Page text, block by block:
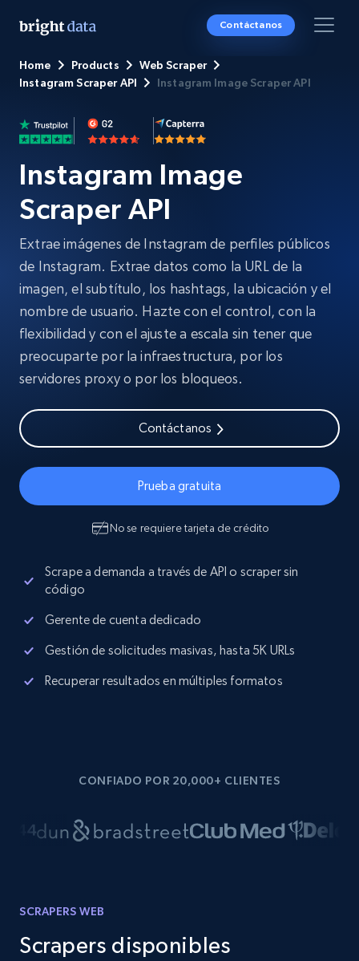
Contáctanos
Home Products
Web Scraper
Instagram Scraper API
Instagram Image Scraper API
Instagram Image
Scraper API
Extrae imágenes de Instagram de perfiles públicos
de Instagram. Extrae datos como la URL de la
imagen, el subtítulo, los hashtags, la ubicación y el
nombre de usuario. Hazte con el control, con la
flexibilidad y con el ajuste a escala sin tener que
preocuparte por la infraestructura, por los
servidores proxy o por los bloqueos.
Contáctanos
Prueba gratuita
No se requiere tarjeta de crédito
Scrape a demanda a través de API o scraper sin
código
Gerente de cuenta dedicado
Gestión de solicitudes masivas, hasta 5K URLs
Recuperar resultados en múltiples formatos
CONFIADO POR 20,000+ CLIENTES
SCRAPERS WEB
Scrapers disponibles